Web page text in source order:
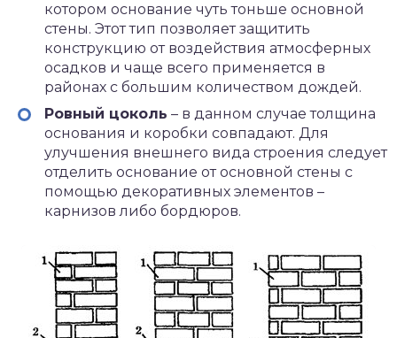
котором основание чуть тоньше основной
стены. Этот тип позволяет защитить
конструкцию от воздействия атмосферных
осадков и чаще всего применяется в
районах с большим количеством дождей.
Ровный цоколь – в данном случае толщина
основания и коробки совпадают. Для
улучшения внешнего вида строения следует
отделить основание от основной стены с
помощью декоративных элементов –
карнизов либо бордюров.